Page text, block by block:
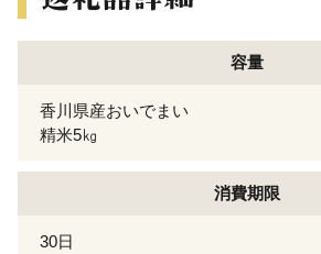
容量
香川県産おいでまい
精米5㎏
消費期限
30日